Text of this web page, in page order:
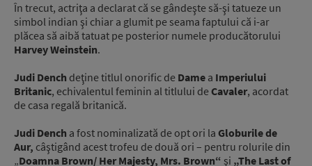
În trecut, actriţa a declarat că se gândeşte să-şi tatueze un
simbol indian şi chiar a glumit pe seama faptului că i-ar
plăcea să aibă tatuat pe posterior numele producătorului
Harvey Weinstein.
Judi Dench deţine titlul onorific de Dame a Imperiului
Britanic, echivalentul feminin al titlului de Cavaler, acordat
de casa regală britanică.
Judi Dench a fost nominalizată de opt ori la Globurile de
Aur, câştigând acest trofeu de două ori – pentru rolurile din
„Doamna Brown/ Her Majesty, Mrs. Brown“ şi „The Last of